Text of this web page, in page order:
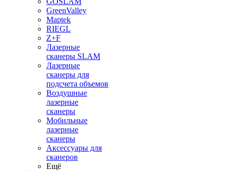
GreenValley
Maptek
RIEGL
Z+F
Лазерные
сканеры SLAM
Лазерные
сканеры для
подсчета объемов
Воздушные
лазерные
сканеры
Мобильные
лазерные
сканеры
Аксессуары для
сканеров
Ещё